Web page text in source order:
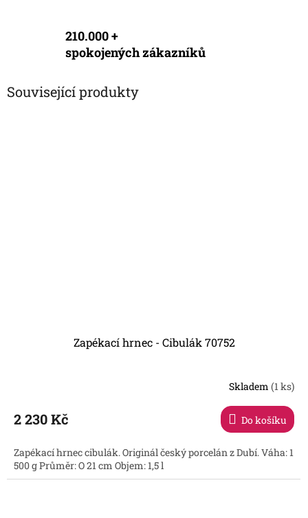
210.000 +
spokojených zákazníků
Související produkty
Zapékací hrnec - Cibulák 70752
Skladem (1 ks)
2 230 Kč Do košíku
Zapékací hrnec cibulák. Originál český porcelán z Dubí. Váha: 1
500 g Průměr: O 21 cm Objem: 1,5 l